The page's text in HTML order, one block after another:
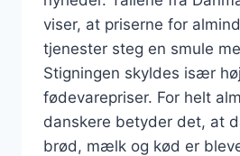
viser, at priserne for
tjenester steg en smule
Stigningen skyldes især
fødevarepriser. For helt
danskere betyder det, at
brød, mælk og kød er